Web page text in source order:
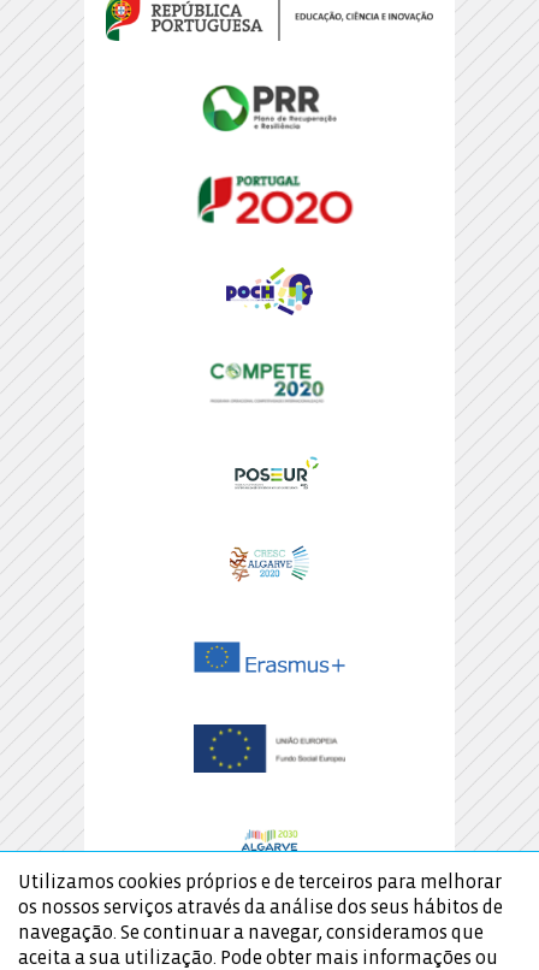
Utilizamos cookies próprios e de terceiros para melhorar
os nossos serviços através da análise dos seus hábitos de
navegação. Se continuar a navegar, consideramos que
aceita a sua utilização. Pode obter mais informações ou